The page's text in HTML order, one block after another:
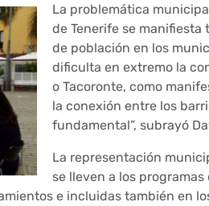
La problemática
de Tenerife se
de población en los
dificulta en extremo la
o Tacoronte, como
la conexión entre los
fundamental”, subrayó
La representación
se lleven a los
e incluidas también en